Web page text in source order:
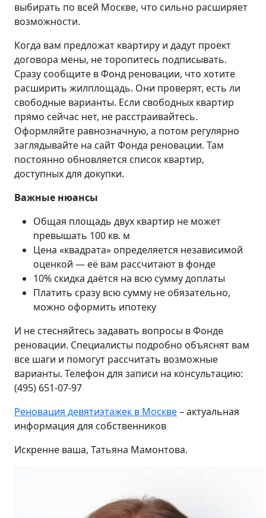
выбирать по всей Москве, что сильно расширяет
возможности.
Когда вам предложат квартиру и дадут проект
договора мены, не торопитесь подписывать.
Сразу сообщите в Фонд реновации, что хотите
расширить жилплощадь. Они проверят, есть ли
свободные варианты. Если свободных квартир
прямо сейчас нет, не расстраивайтесь.
Оформляйте равнозначную, а потом регулярно
заглядывайте на сайт Фонда реновации. Там
постоянно обновляется список квартир,
доступных для докупки.
Важные нюансы
Общая площадь двух квартир не может
превышать 100 кв. м
Цена «квадрата» определяется независимой
оценкой — её вам рассчитают в фонде
10% скидка даётся на всю сумму доплаты
Платить сразу всю сумму не обязательно,
можно оформить ипотеку
И не стесняйтесь задавать вопросы в Фонде
реновации. Специалисты подробно объяснят вам
все шаги и помогут рассчитать возможные
варианты. Телефон для записи на консультацию:
(495) 651‑07‑97
Реновация девятиэтажек в Москве– актуальная
информация для собственников
Искренне ваша, Татьяна Мамонтова.